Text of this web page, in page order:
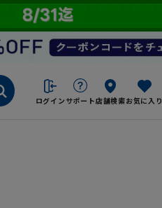
ログイン サポート店舗検索お気に入り